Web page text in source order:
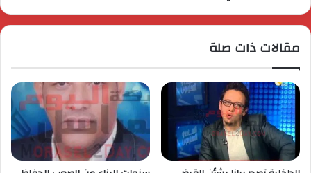
مقالات ذات صلة